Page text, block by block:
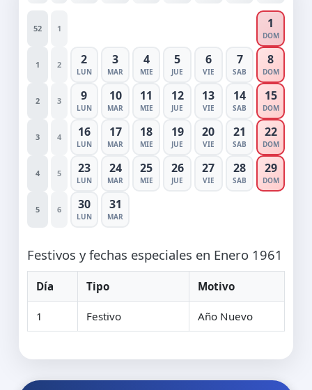
52 1 1
DOM
1 2 2
LUN
3
MAR
4
MIE
5
JUE
6
VIE
7
SAB
8
DOM
2 3 9
LUN
10
MAR
11
MIE
12
JUE
13
VIE
14
SAB
15
DOM
3 4 16
LUN
17
MAR
18
MIE
19
JUE
20
VIE
21
SAB
22
DOM
4 5 23
LUN
24
MAR
25
MIE
26
JUE
27
VIE
28
SAB
29
DOM
5 6 30
LUN
31
MAR
Festivos y fechas especiales en Enero 1961
Día Tipo Motivo
1 Festivo Año Nuevo